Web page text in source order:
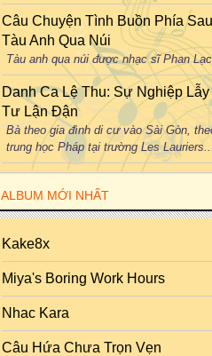
Câu Chuyện Tình Buồn Phía
Tàu Anh Qua Núi
Tàu anh qua núi được nhạc sĩ Phan
Danh Ca Lệ Thu: Sự Nghiệp
Tư Lận Đận
Bà theo gia đình di cư vào Sài Gòn,
trung học Pháp tại trường Les Lauriers...
ALBUM MỚI NHẤT
Kake8x
Miya's Boring Work Hours
Nhac Kara
Câu Hứa Chưa Trọn Vẹn